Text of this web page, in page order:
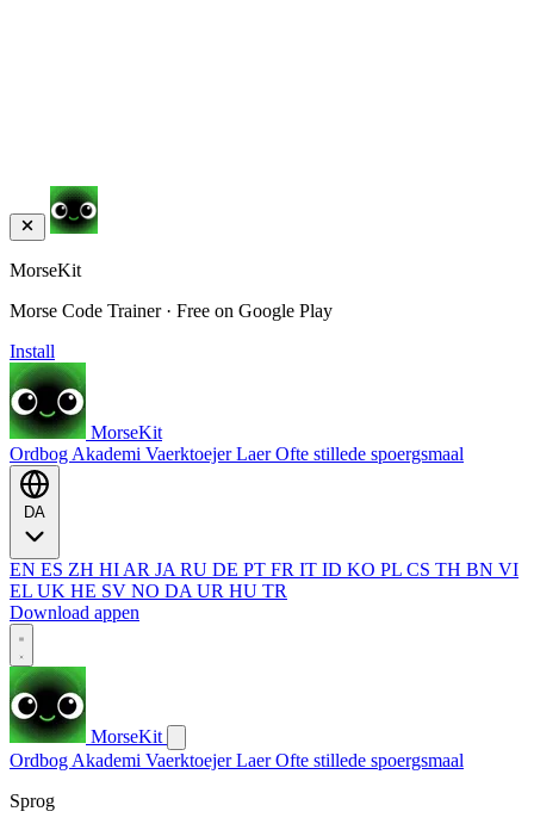
MorseKit
Morse Code Trainer · Free on Google Play
Install
MorseKit
Ordbog Akademi VaerktoejerLaerOfte stillede spoergsmaal
EN ES ZH HI AR JA RU DE PT FR IT ID KO PL CS TH BN VI
EL UK HE SV NO DA UR HU TR
Download appen
MorseKit
Ordbog Akademi VaerktoejerLaerOfte stillede spoergsmaal
Sprog